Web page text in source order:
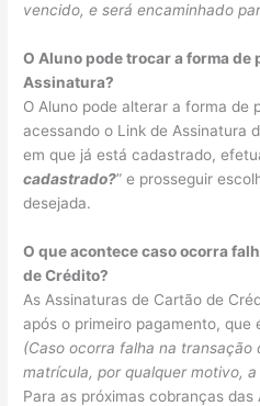
vencido, e será encaminhado
O Aluno pode trocar a forma de
Assinatura?
O Aluno pode alterar a forma de
acessando o Link de Assinatura
em que já está cadastrado,
cadastrado?” e prosseguir
desejada.
O que acontece caso ocorra
de Crédito?
As Assinaturas de Cartão de
após o primeiro pagamento,
(Caso ocorra falha na
matrícula, por qualquer motivo,
Para as próximas cobranças das